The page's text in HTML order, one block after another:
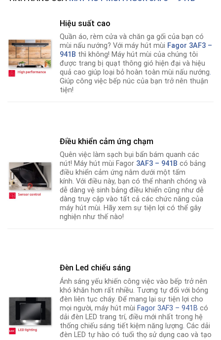
Hiệu suất cao
Quần áo, rèm cửa và chăn ga gối của bạn có
mùi nấu nướng? Với máy hút mùi Fagor 3AF3 –
941B thì không! Máy hút mùi của chúng tôi
được trang bị quạt thông gió hiện đại và hiệu
quả cao giúp loại bỏ hoàn toàn mùi nấu nướng.
Giúp công việc bếp núc của bạn trở nên thuận
tiện!
Điều khiển cảm ứng chạm
Quên việc làm sạch bụi bẩn bám quanh các
nút! Máy hút mùi Fagor 3AF3 – 941B có bảng
điều khiển cảm ứng nằm dưới một tấm
kính. Với điều này, bạn có thể nhanh chóng và
dễ dàng vệ sinh bảng điều khiển cũng như dễ
dàng truy cập vào tất cả các chức năng của
máy hút mùi. Hãy xem sự tiện lợi có thể gây
nghiện như thế nào!
Đèn Led chiếu sáng
Ánh sáng yếu khiến công việc vào bếp trở nên
khó khăn hơn rất nhiều. Tương tự đối với bóng
đèn liên tục cháy. Để mang lại sự tiện lợi cho
mọi người, máy hút mùi Fagor 3AF3 – 941B có
dải đèn LED trang trí, điều mới nhất trong hệ
thống chiếu sáng tiết kiệm năng lượng. Các dải
đèn LED tự hào có tuổi thọ sử dụng cao và tạo